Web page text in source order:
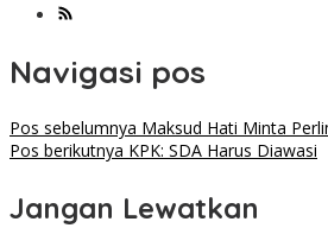
Navigasi pos
Pos sebelumnya Maksud Hati Minta
Pos berikutnya KPK: SDA Harus Diawasi
Jangan Lewatkan